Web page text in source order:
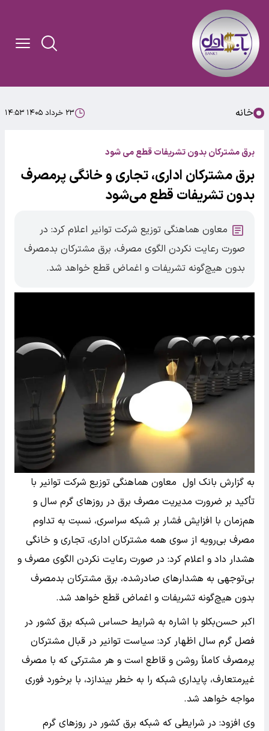
خانه ۲۳ خرداد ۱۴۰۵ ۱۴:۵۳
برق مشترکان بدون تشریفات قطع می شود
برق مشترکان اداری، تجاری و خانگی پرمصرف
بدون تشریفات قطع می‌شود
معاون هماهنگی توزیع شرکت توانیر اعلام کرد: در
صورت رعایت نکردن الگوی مصرف، برق مشترکان بدمصرف
بدون هیچ‌گونه تشریفات و اغماض قطع خواهد شد.
به گزارش بانک اول معاون هماهنگی توزیع شرکت توانیر با
تأکید بر ضرورت مدیریت مصرف برق در روز‌های گرم سال و
هم‌زمان با افزایش فشار بر شبکه سراسری، نسبت به تداوم
مصرف بی‌رویه از سوی همه مشترکان اداری، تجاری و خانگی
هشدار داد و اعلام کرد: در صورت رعایت نکردن الگوی مصرف و
بی‌توجهی به هشدار‌های صادرشده، برق مشترکان بدمصرف
بدون هیچ‌گونه تشریفات و اغماض قطع خواهد شد.
اکبر حسن‌بکلو با اشاره به شرایط حساس شبکه برق کشور در
فصل گرم سال اظهار کرد: سیاست توانیر در قبال مشترکان
پرمصرف کاملاً روشن و قاطع است و هر مشترکی که با مصرف
غیرمتعارف، پایداری شبکه را به خطر بیندازد، با برخورد فوری
مواجه خواهد شد.
وی افزود: در شرایطی که شبکه برق کشور در روز‌های گرم